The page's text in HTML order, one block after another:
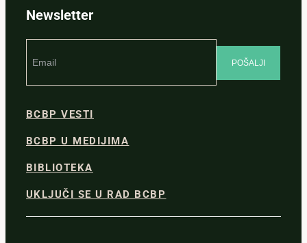
Newsletter
BCBP VESTI
BCBP U MEDIJIMA
BIBLIOTEKA
UKLJUČI SE U RAD BCBP